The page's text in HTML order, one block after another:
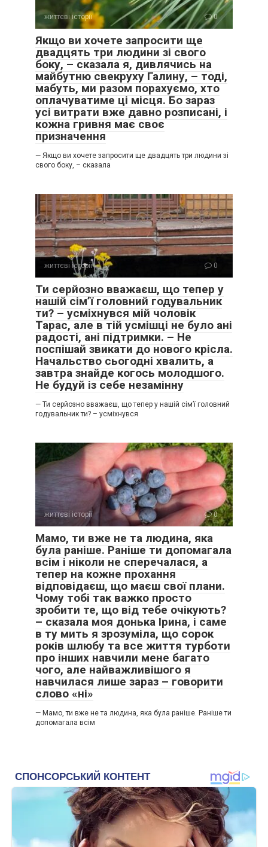
життєві історії 0
Якщо ви хочете запросити ще
двадцять три людини зі свого
боку, – сказала я, дивлячись на
майбутню свекруху Галину, – тоді,
мабуть, ми разом порахуємо, хто
оплачуватиме ці місця. Бо зараз
усі витрати вже давно розписані, і
кожна гривня має своє
призначення
— Якщо ви хочете запросити ще двадцять три людини зі
свого боку, – сказала
життєві історії 0
Ти серйозно вважаєш, що тепер у
нашій сім’ї головний годувальник
ти? – усміхнувся мій чоловік
Тарас, але в тій усмішці не було ані
радості, ані підтримки. – Не
поспішай звикати до нового крісла.
Начальство сьогодні хвалить, а
завтра знайде когось молодшого.
Не будуй із себе незамінну
— Ти серйозно вважаєш, що тепер у нашій сім’ї головний
годувальник ти? – усміхнувся
життєві історії 0
Мамо, ти вже не та людина, яка
була раніше. Раніше ти допомагала
всім і ніколи не сперечалася, а
тепер на кожне прохання
відповідаєш, що маєш свої плани.
Чому тобі так важко просто
зробити те, що від тебе очікують?
– сказала моя донька Ірина, і саме
в ту мить я зрозуміла, що сорок
років шлюбу та все життя турботи
про інших навчили мене багато
чого, але найважливішого я
навчилася лише зараз – говорити
слово «ні»
— Мамо, ти вже не та людина, яка була раніше. Раніше ти
допомагала всім